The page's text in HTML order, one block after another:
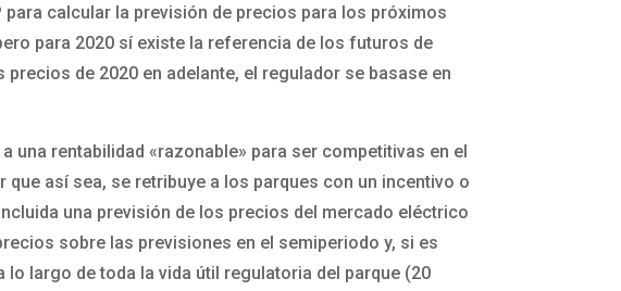
calcular la previsión de precios para los próximos
para 2020 sí existe la referencia de los futuros de
de 2020 en adelante, el regulador se basase en
rentabilidad «razonable» para ser competitivas en el
así sea, se retribuye a los parques con un incentivo o
una previsión de los precios del mercado eléctrico
sobre las previsiones en el semiperiodo y, si es
largo de toda la vida útil regulatoria del parque (20